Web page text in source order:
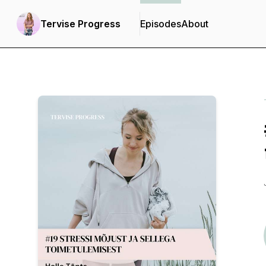
Tervise Progress EpisodesAbout